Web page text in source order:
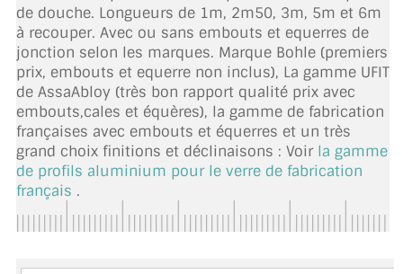
TOUS LES TARIFS AU M2
GUIDE : CHOIX PAR UTILISATION
INSPIRATIONS ET NOUVEAUTÉS
AMBIANCE LAITON BROSSÉ
MIROIRS VIEILLIS AMBIANCE BRASSERIE
MIROIR VIEILLI
de douche. Longueurs de 1m, 2m50, 3m, 5m et 6m
à recouper. Avec ou sans embouts et equerres de
jonction selon les marques. Marque Bohle (premiers
prix, embouts et equerre non inclus), La gamme UFIT
de AssaAbloy (très bon rapport qualité prix avec
embouts,cales et équères), la gamme de fabrication
françaises avec embouts et équerres et un très
grand choix finitions et déclinaisons : Voir la gamme
de profils aluminium pour le verre de fabrication
français .